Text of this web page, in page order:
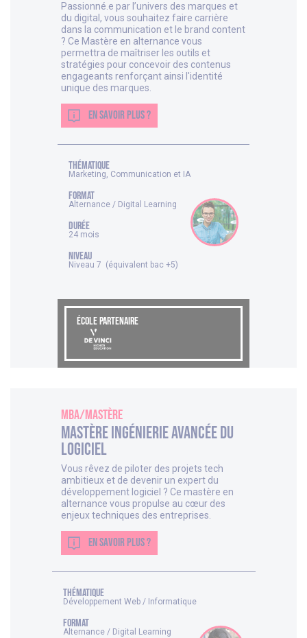
Passionné.e par l’univers des marques et
du digital, vous souhaitez faire carrière
dans la communication et le brand content
? Ce Mastère en alternance vous
permettra de maîtriser les outils et
stratégies pour concevoir des contenus
engageants renforçant ainsi l'identité
unique des marques.
EN SAVOIR PLUS ?
thématique
Marketing, Communication et IA
FORMAT
Alternance / Digital Learning
DURÉE
24 mois
NIVEAU
Niveau 7 (équivalent bac +5)
ÉCOLE PARTENAIRE
MBA/Mastère
Mastère Ingénierie Avancée du
Logiciel
Vous rêvez de piloter des projets tech
ambitieux et de devenir un expert du
développement logiciel ? Ce mastère en
alternance vous propulse au cœur des
enjeux techniques des entreprises.
EN SAVOIR PLUS ?
thématique
Développement Web / Informatique
FORMAT
Alternance / Digital Learning